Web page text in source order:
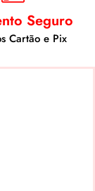
Seguro
Cartão e Pix